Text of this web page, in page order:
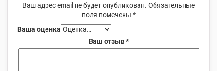
Ваш адрес email не будет опубликован. Обязательные
поля помечены *
Ваша оценка
Ваш отзыв*